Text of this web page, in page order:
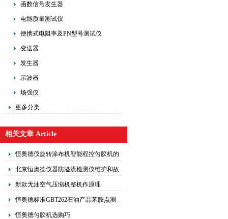
函数信号发生器
电能质量测试仪
便携式电阻率及PN型号测试仪
变送器
发生器
示波器
场强仪
更多分类
相关文章 Article
恒奥德仪旋转涂布机智能程控匀胶机的
操作使用
北京恒奥德仪器防溢流检测仪维护和故
障排查方法
新款无油空气压缩机整机作原理
恒奥德标准GBT262石油产品苯胺点测
定仪核心原理
恒奥德匀胶机选购巧